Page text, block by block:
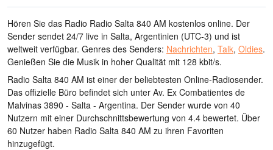
Hören Sie das Radio Radio Salta 840 AM kostenlos online. Der
Sender sendet 24/7 live in Salta, Argentinien (UTC-3) und ist
weltweit verfügbar. Genres des Senders: Nachrichten, Talk, Oldies.
Genießen Sie die Musik in hoher Qualität mit 128 kbit/s.
Radio Salta 840 AM ist einer der beliebtesten Online-Radiosender.
Das offizielle Büro befindet sich unter Av. Ex Combatientes de
Malvinas 3890 - Salta - Argentina. Der Sender wurde von 40
Nutzern mit einer Durchschnittsbewertung von 4.4 bewertet. Über
60 Nutzer haben Radio Salta 840 AM zu ihren Favoriten
hinzugefügt.